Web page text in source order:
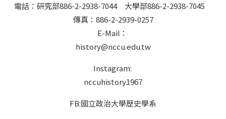
電話：研究部886-2-2938-7044 大學部886-2-2938-7045
傳真：886-2-2939-0257
E-Mail：
history@nccu.edu.tw
Instagram:
nccuhistory1967
FB:國立政治大學歷史學系